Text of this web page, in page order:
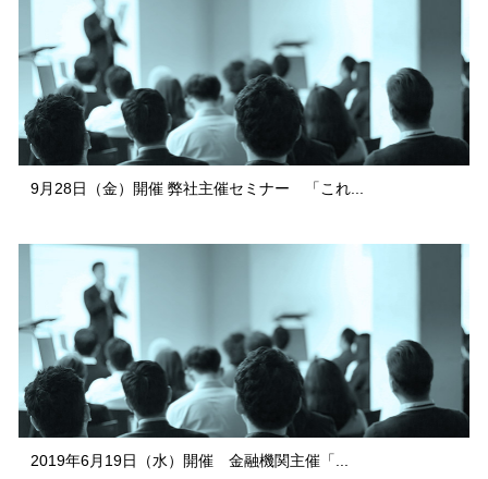
9月28日（金）開催 弊社主催セミナー 「これ...
2019年6月19日（水）開催 金融機関主催「...